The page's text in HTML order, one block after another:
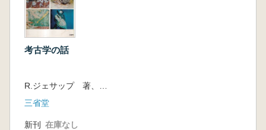
考古学の話
三省堂
新刊 在庫なし